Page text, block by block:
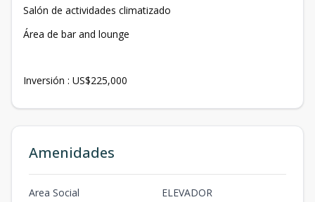
Salón de actividades climatizado
Área de bar and lounge
Inversión : US$225,000
Amenidades
Area Social
ELEVADOR